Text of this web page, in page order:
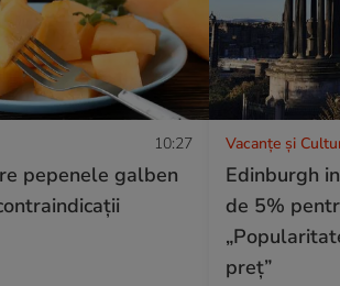
10:27
pepenele galben
Vacanțe și
Edinburgh
de 5%
preț”